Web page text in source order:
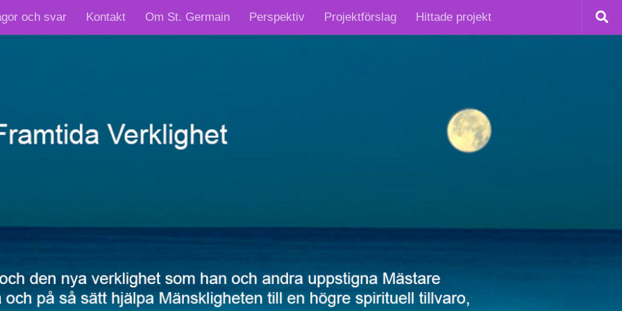
och svar Kontakt Om St. Germain Perspektiv Projektförslag Hittade projekt